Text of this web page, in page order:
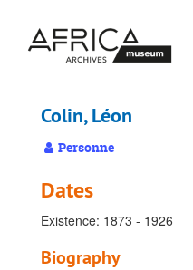
contenu
Colin, Léon
Personne
Dates
Existence: 1873 - 1926
Biography